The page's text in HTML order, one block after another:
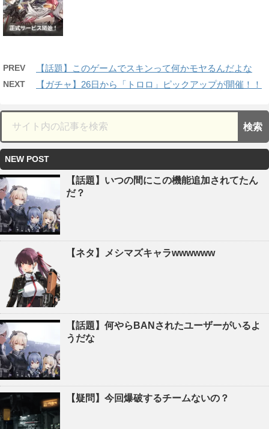
PREV 【話題】このゲームでスキンって何かモヤるんだよな
NEXT 【ガチャ】26日から「トロロ」ピックアップが開催！！
NEW POST
【話題】いつの間にこの機能追加されてたん
だ？
【ネタ】メシマズキャラwwwwww
【話題】何やらBANされたユーザーがいるよ
うだな
【疑問】今回爆破するチームないの？